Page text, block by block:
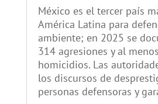
México es el tercer país
América Latina para
ambiente; en 2025 se
314 agresiones y al
homicidios. Las
los discursos de
personas defensoras y